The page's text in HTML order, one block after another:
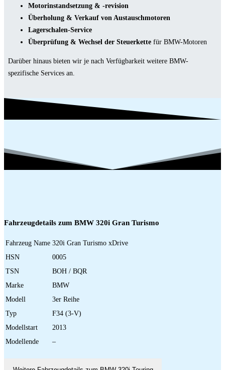
Motorinstandsetzung & -revision
Überholung & Verkauf von Austauschmotoren
Lagerschalen-Service
Überprüfung & Wechsel der Steuerkette für BMW-Motoren
Darüber hinaus bieten wir je nach Verfügbarkeit weitere BMW-
spezifische Services an.
Fahrzeugdetails zum BMW 320i Gran Turismo
Fahrzeug Name 320i Gran Turismo xDrive
HSN
0005
TSN
BOH / BQR
Marke
BMW
Modell
3er Reihe
Typ
F34 (3-V)
Modellstart
2013
Modellende
–